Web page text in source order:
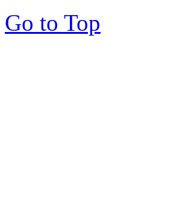
Go to Top